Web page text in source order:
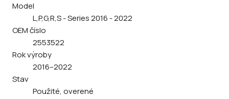
Model
L,P,G,R,S - Series 2016 - 2022
OEM číslo
2553522
Rok výroby
2016–2022
Stav
Použité, overené